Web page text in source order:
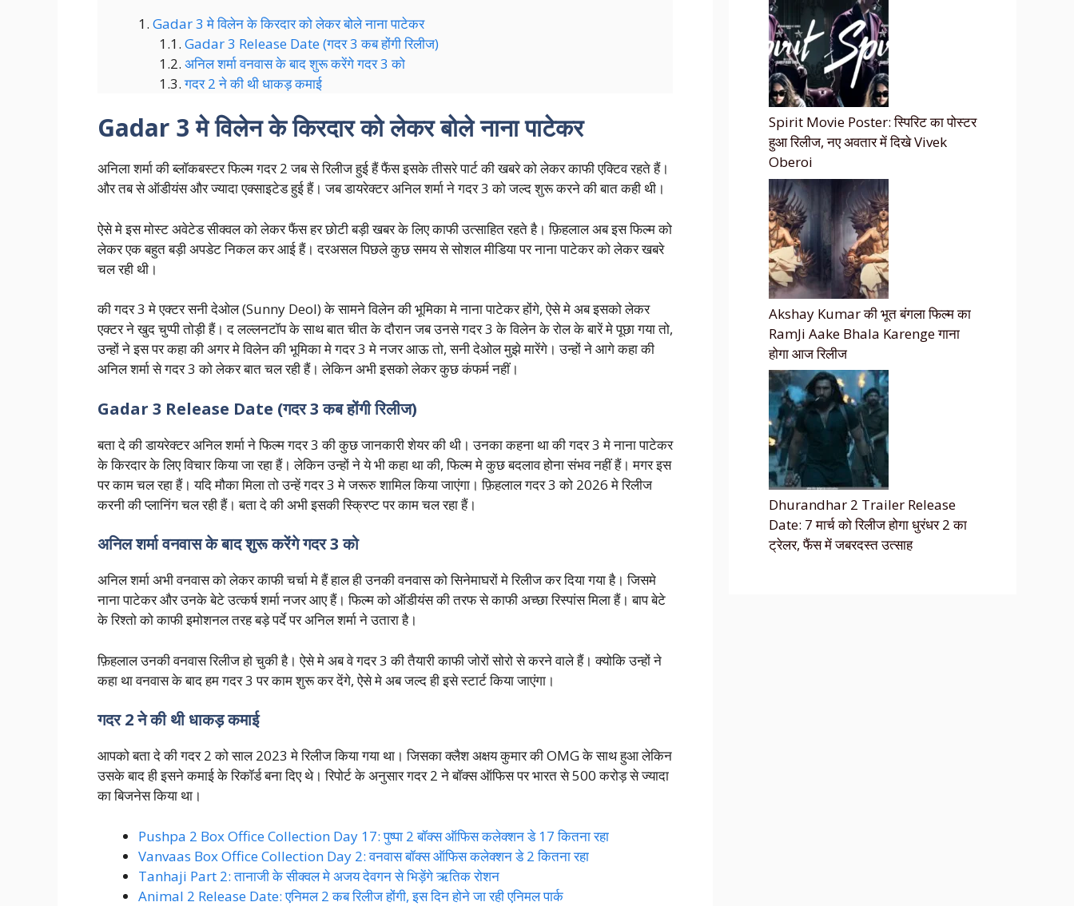
Gadar 3 मे विलेन के किरदार को लेकर बोले नाना पाटेकर
Gadar 3 Release Date (गदर 3 कब होंगी रिलीज)
अनिल शर्मा वनवास के बाद शुरू करेंगे गदर 3 को
गदर 2 ने की थी धाकड़ कमाई
Gadar 3 मे विलेन के किरदार को लेकर बोले नाना पाटेकर
अनिला शर्मा की ब्लॉकबस्टर फिल्म गदर 2 जब से रिलीज हुई हैं फैंस इसके तीसरे पार्ट की खबरे को लेकर काफी एक्टिव रहते हैं।
और तब से ऑडीयंस और ज्यादा एक्साइटेड हुई हैं। जब डायरेक्टर अनिल शर्मा ने गदर 3 को जल्द शुरू करने की बात कही थी।
ऐसे मे इस मोस्ट अवेटेड सीक्वल को लेकर फैंस हर छोटी बड़ी खबर के लिए काफी उत्साहित रहते है। फ़िहलाल अब इस फिल्म को
लेकर एक बहुत बड़ी अपडेट निकल कर आई हैं। दरअसल पिछले कुछ समय से सोशल मीडिया पर नाना पाटेकर को लेकर खबरे
चल रही थी।
की गदर 3 मे एक्टर सनी देओल (Sunny Deol) के सामने विलेन की भूमिका मे नाना पाटेकर होंगे, ऐसे मे अब इसको लेकर
एक्टर ने खुद चुप्पी तोड़ी हैं। द लल्लनटॉप के साथ बात चीत के दौरान जब उनसे गदर 3 के विलेन के रोल के बारें मे पूछा गया तो,
उन्हों ने इस पर कहा की अगर मे विलेन की भूमिका मे गदर 3 मे नजर आऊ तो, सनी देओल मुझे मारेंगे। उन्हों ने आगे कहा की
अनिल शर्मा से गदर 3 को लेकर बात चल रही हैं। लेकिन अभी इसको लेकर कुछ कंफर्म नहीं।
Gadar 3 Release Date (गदर 3 कब होंगी रिलीज)
बता दे की डायरेक्टर अनिल शर्मा ने फिल्म गदर 3 की कुछ जानकारी शेयर की थी। उनका कहना था की गदर 3 मे नाना पाटेकर
के किरदार के लिए विचार किया जा रहा हैं। लेकिन उन्हों ने ये भी कहा था की, फिल्म मे कुछ बदलाव होना संभव नहीं हैं। मगर इस
पर काम चल रहा हैं। यदि मौका मिला तो उन्हें गदर 3 मे जरूरु शामिल किया जाएंगा। फ़िहलाल गदर 3 को 2026 मे रिलीज
करनी की प्लानिंग चल रही हैं। बता दे की अभी इसकी स्क्रिप्ट पर काम चल रहा हैं।
अनिल शर्मा वनवास के बाद शुरू करेंगे गदर 3 को
अनिल शर्मा अभी वनवास को लेकर काफी चर्चा मे हैं हाल ही उनकी वनवास को सिनेमाघरों मे रिलीज कर दिया गया है। जिसमे
नाना पाटेकर और उनके बेटे उत्कर्ष शर्मा नजर आए हैं। फिल्म को ऑडीयंस की तरफ से काफी अच्छा रिस्पांस मिला हैं। बाप बेटे
के रिश्तो को काफी इमोशनल तरह बड़े पर्दे पर अनिल शर्मा ने उतारा है।
फ़िहलाल उनकी वनवास रिलीज हो चुकी है। ऐसे मे अब वे गदर 3 की तैयारी काफी जोरों सोरो से करने वाले हैं। क्योकि उन्हों ने
कहा था वनवास के बाद हम गदर 3 पर काम शुरू कर देंगे, ऐसे मे अब जल्द ही इसे स्टार्ट किया जाएंगा।
गदर 2 ने की थी धाकड़ कमाई
आपको बता दे की गदर 2 को साल 2023 मे रिलीज किया गया था। जिसका क्लैश अक्षय कुमार की OMG के साथ हुआ लेकिन
उसके बाद ही इसने कमाई के रिकॉर्ड बना दिए थे। रिपोर्ट के अनुसार गदर 2 ने बॉक्स ऑफिस पर भारत से 500 करोड़ से ज्यादा
का बिजनेस किया था।
Pushpa 2 Box Office Collection Day 17: पुष्पा 2 बॉक्स ऑफिस कलेक्शन डे 17 कितना रहा
Vanvaas Box Office Collection Day 2: वनवास बॉक्स ऑफिस कलेक्शन डे 2 कितना रहा
Tanhaji Part 2: तानाजी के सीक्वल मे अजय देवगन से भिड़ेंगे ऋतिक रोशन
Animal 2 Release Date: एनिमल 2 कब रिलीज होंगी, इस दिन होने जा रही एनिमल पार्क
Spirit Movie Poster: स्पिरिट का पोस्टर
हुआ रिलीज, नए अवतार में दिखे Vivek
Oberoi
Akshay Kumar की भूत बंगला फिल्म का
RamJi Aake Bhala Karenge गाना
होगा आज रिलीज
Dhurandhar 2 Trailer Release
Date: 7 मार्च को रिलीज होगा धुरंधर 2 का
ट्रेलर, फैंस में जबरदस्त उत्साह